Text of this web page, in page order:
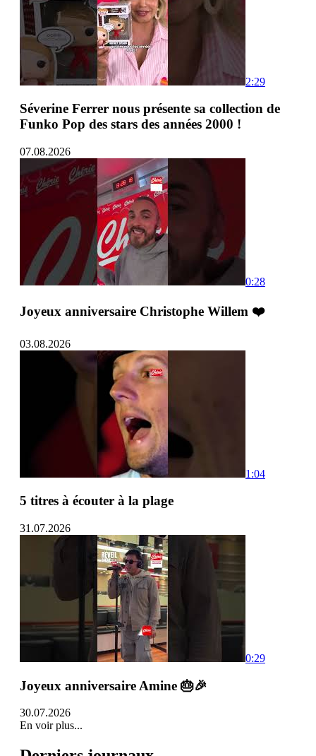
2:29
Séverine Ferrer nous présente sa collection de
Funko Pop des stars des années 2000 !
07.08.2026
0:28
Joyeux anniversaire Christophe Willem ❤️
03.08.2026
1:04
5 titres à écouter à la plage
31.07.2026
0:29
Joyeux anniversaire Amine 🎂🎉
30.07.2026
En voir plus...